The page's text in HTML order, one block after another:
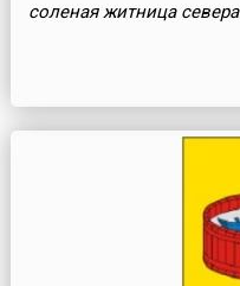
соленая житница севера